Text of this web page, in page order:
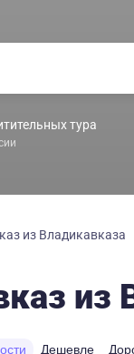
тура
из Владикавказа
из
Дешевле